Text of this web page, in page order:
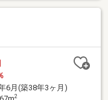
6月(築38年3ヶ月)
2